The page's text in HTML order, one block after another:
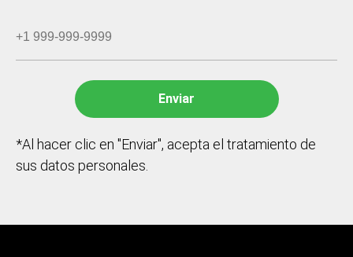
*Al hacer clic en "Enviar", acepta el tratamiento de
sus datos personales.